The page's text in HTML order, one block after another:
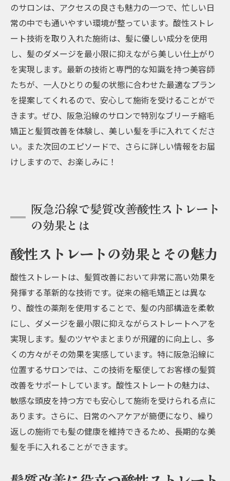
のサロンは、アクセスの良さも魅力の一つで、忙しい日
常の中でも通いやすい環境が整っています。酸性ストレ
ート技術を取り入れた施術は、髪に優しい成分を使用
し、髪のダメージを最小限に抑えながら美しい仕上がり
を実現します。最新の技術と専門的な知識を持つ美容師
たちが、一人ひとりの髪の状態に合わせた最適なプラン
を提案してくれるので、安心して施術を受けることがで
きます。ぜひ、阪急沿線のサロンで特別なブリーチ縮毛
矯正と髪質改善を体験し、美しい髪を手に入れてくださ
い。また次回のエピソードで、さらに詳しい情報をお届
けしますので、お楽しみに！
阪急沿線で髪質改善酸性ストレート
の効果とは
酸性ストレートの効果とその魅力
酸性ストレートは、髪質改善において非常に高い効果を
発揮する革新的な技術です。従来の縮毛矯正とは異な
り、酸性の薬剤を使用することで、髪の内部構造を柔軟
にし、ダメージを最小限に抑えながらストレートヘアを
実現します。髪のツヤやまとまりが飛躍的に向上し、多
くの方々がその効果を実感しています。特に阪急沿線に
位置するサロンでは、この技術を駆使してお客様の髪質
改善をサポートしています。酸性ストレートの魅力は、
敏感な頭皮を持つ方でも安心して施術を受けられる点に
あります。さらに、日常のヘアケアが簡便になり、繰り
返しの施術でも髪の健康を維持できるため、長期的な美
髪を手に入れることができます。